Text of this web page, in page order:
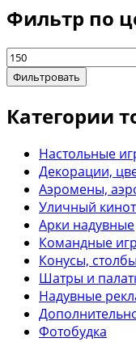
Фильтр по
Фильтровать
Категории
Настольные
Декорации,
Аэромены,
Уличный
Арки надувные
Командные
Конусы,
Шатры и
Надувные
Фотобудка